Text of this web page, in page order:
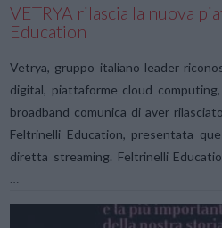
VETRYA rilascia la nuova
Education
Vetrya, gruppo italiano leader
digital, piattaforme cloud
broadband comunica di aver
Feltrinelli Education, presentata
diretta streaming. Feltrinelli
…